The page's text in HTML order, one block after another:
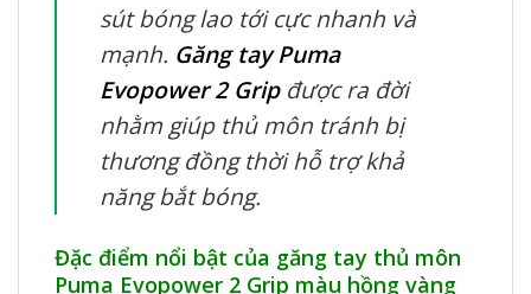
sút bóng lao tới cực nhanh và
mạnh. Găng tay Puma
Evopower 2 Gripđược ra đời
nhằm giúp thủ môn tránh bị
thương đồng thời hỗ trợ khả
năng bắt bóng.
Đặc điểm nổi bật của găng tay thủ môn
Puma Evopower 2 Grip màu hồng vàng